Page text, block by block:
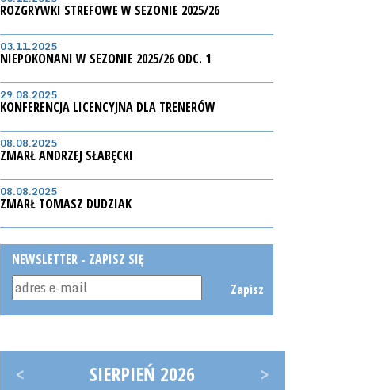
ROZGRYWKI STREFOWE W SEZONIE 2025/26
03.11.2025
NIEPOKONANI W SEZONIE 2025/26 ODC. 1
29.08.2025
KONFERENCJA LICENCYJNA DLA TRENERÓW
08.08.2025
ZMARŁ ANDRZEJ SŁABĘCKI
08.08.2025
ZMARŁ TOMASZ DUDZIAK
NEWSLETTER - ZAPISZ SIĘ
Zapisz
< SIERPIEŃ 2026 >